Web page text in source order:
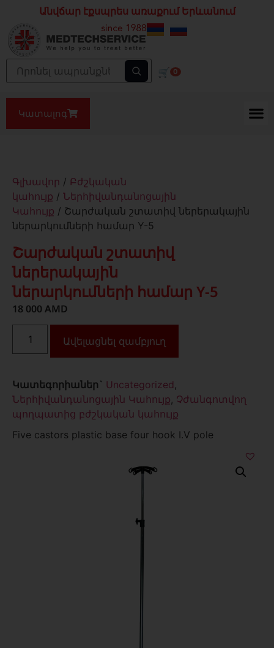
Անվճար էքսպրես առաքում Երևանում
🛒 0
Կատալոգ
Գլխավոր / Բժշկական
կահույք / Ներհիվանդանոցային
Կահույք / Շարժական շտատիվ ներերակային
ներարկումների համար Y-5
Շարժական շտատիվ
ներերակային
ներարկումների համար Y-5
18 000 AMD
Ավելացնել զամբյուղ
Կատեգորիաներ` Uncategorized ,
Ներհիվանդանոցային Կահույք, Չժանգոտվող
պողպատից բժշկական կահույք
Five castors plastic base four hook I.V pole